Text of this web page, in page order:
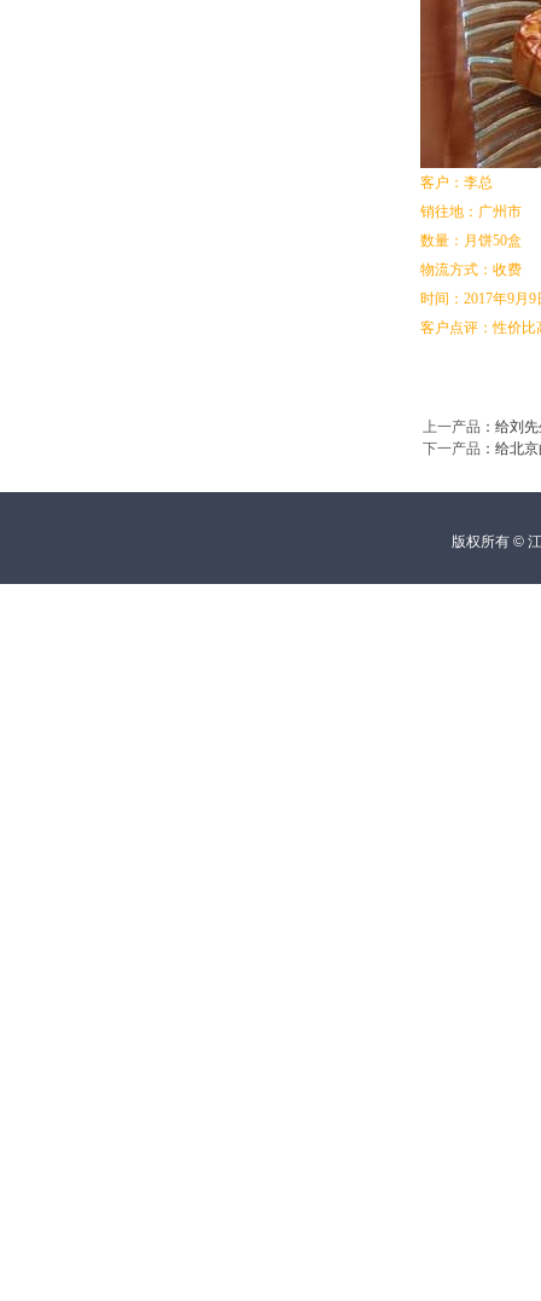
客户：李总
销往地：广州市
数量：月饼50盒
物流方式：收费
时间：2017年9月9
客户点评：性价
上一产品 ： 给刘
下一产品 ： 给北
版权所有 ©